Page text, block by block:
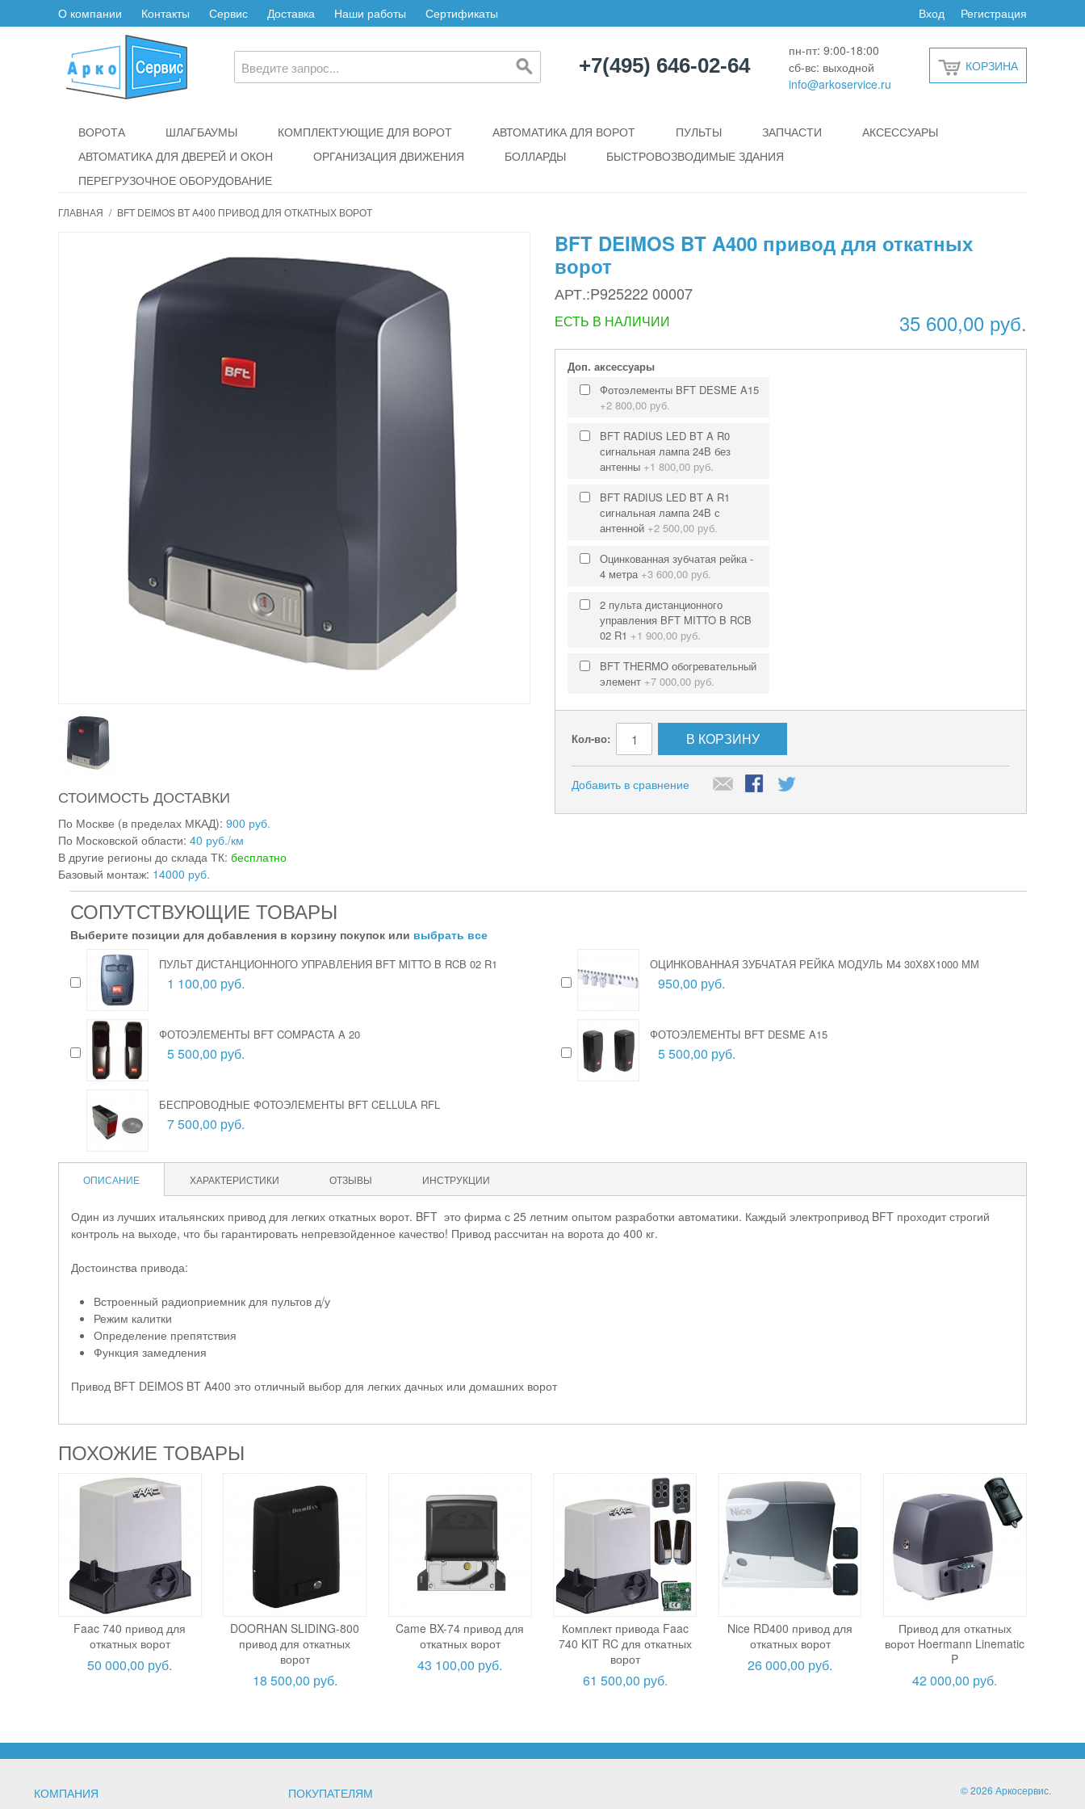
О компании Контакты Сервис Доставка Наши работы Сертификаты Регистрация
Вход
+7(495) 646-02-64
пн-пт: 9:00-18:00
сб-вс: выходной
info@arkoservice.ru
КОРЗИНА
ВОРОТА ШЛАГБАУМЫ КОМПЛЕКТУЮЩИЕ ДЛЯ ВОРОТ АВТОМАТИКА ДЛЯ ВОРОТ ПУЛЬТЫ ЗАПЧАСТИ
АКСЕССУАРЫ
АВТОМАТИКА ДЛЯ ДВЕРЕЙ И ОКОН
ОРГАНИЗАЦИЯ ДВИЖЕНИЯ БОЛЛАРДЫ
БЫСТРОВОЗВОДИМЫЕ ЗДАНИЯ
ПЕРЕГРУЗОЧНОЕ ОБОРУДОВАНИЕ
ГЛАВНАЯ / BFT DEIMOS BT A400 ПРИВОД ДЛЯ ОТКАТНЫХ ВОРОТ
BFT DEIMOS BT A400 привод для откатных
ворот
АРТ.:P925222 00007
35 600,00 руб.
ЕСТЬ В НАЛИЧИИ
Доп. аксессуары
Фотоэлементы BFT DESME A15
+2 800,00 руб.
BFT RADIUS LED BT A R0
сигнальная лампа 24В без
антенны +1 800,00 руб.
BFT RADIUS LED BT A R1
сигнальная лампа 24В с
антенной +2 500,00 руб.
Оцинкованная зубчатая рейка -
4 метра +3 600,00 руб.
2 пульта дистанционного
управления BFT MITTO B RCB
02 R1 +1 900,00 руб.
BFT THERMO обогревательный
элемент +7 000,00 руб.
Кол-во: В КОРЗИНУ
Добавить в сравнение
СТОИМОСТЬ ДОСТАВКИ
По Москве (в пределах МКАД): 900 руб.
По Московской области: 40 руб./км
В другие регионы до склада ТК: бесплатно
Базовый монтаж: 14000 руб.
СОПУТСТВУЮЩИЕ ТОВАРЫ
Выберите позиции для добавления в корзину покупок или выбрать все
ПУЛЬТ ДИСТАНЦИОННОГО УПРАВЛЕНИЯ BFT MITTO B RCB 02 R1
1 100,00 руб.
ОЦИНКОВАННАЯ ЗУБЧАТАЯ РЕЙКА МОДУЛЬ M4 30Х8Х1000 ММ
950,00 руб.
ФОТОЭЛЕМЕНТЫ BFT COMPACTA A 20
5 500,00 руб.
ФОТОЭЛЕМЕНТЫ BFT DESME A15
5 500,00 руб.
БЕСПРОВОДНЫЕ ФОТОЭЛЕМЕНТЫ BFT CELLULA RFL
7 500,00 руб.
ОПИСАНИЕ ХАРАКТЕРИСТИКИ ОТЗЫВЫ ИНСТРУКЦИИ
Один из лучших итальянских привод для легких откатных ворот. BFT это фирма с 25 летним опытом разработки автоматики. Каждый электропривод BFT проходит строгий
контроль на выходе, что бы гарантировать непревзойденное качество! Привод рассчитан на ворота до 400 кг.
Достоинства привода:
Встроенный радиоприемник для пультов д/у
Режим калитки
Определение препятствия
Функция замедления
Привод BFT DEIMOS BT A400 это отличный выбор для легких дачных или домашних ворот
ПОХОЖИЕ ТОВАРЫ
Faac 740 привод для
откатных ворот
50 000,00 руб.
DOORHAN SLIDING-800
привод для откатных
ворот
18 500,00 руб.
Came BX-74 привод для
откатных ворот
43 100,00 руб.
Комплект привода Faac
740 KIT RC для откатных
ворот
61 500,00 руб.
Nice RD400 привод для
откатных ворот
26 000,00 руб.
Привод для откатных
ворот Hoermann Linematic
P
42 000,00 руб.
КОМПАНИЯ ПОКУПАТЕЛЯМ © 2026 Аркосервис.